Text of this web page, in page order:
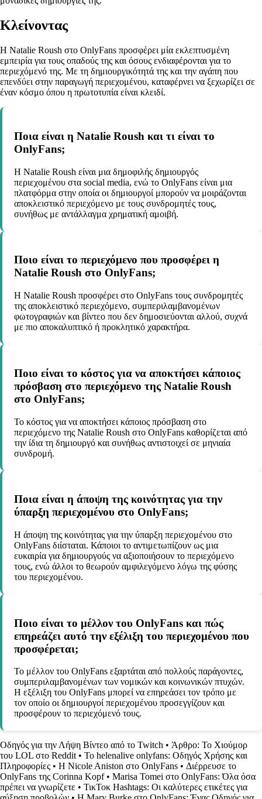
Κλείνοντας
Η Natalie Roush στο OnlyFans προσφέρει μία εκλεπτυσμένη
εμπειρία για τους οπαδούς της και όσους ενδιαφέρονται για το
περιεχόμενό της. Με τη δημιουργικότητά της και την αγάπη που
επενδύει στην παραγωγή περιεχομένου, καταφέρνει να ξεχωρίζει σε
έναν κόσμο όπου η πρωτοτυπία είναι κλειδί.
Ποια είναι η Natalie Roush και τι είναι το
OnlyFans;
Η Natalie Roush είναι μια δημοφιλής δημιουργός
περιεχομένου στα social media, ενώ το OnlyFans είναι μια
πλατφόρμα στην οποία οι δημιουργοί μπορούν να μοιράζονται
αποκλειστικό περιεχόμενο με τους συνδρομητές τους,
συνήθως με αντάλλαγμα χρηματική αμοιβή.
Ποιο είναι το περιεχόμενο που προσφέρει η
Natalie Roush στο OnlyFans;
Η Natalie Roush προσφέρει στο OnlyFans τους συνδρομητές
της αποκλειστικό περιεχόμενο, συμπεριλαμβανομένων
φωτογραφιών και βίντεο που δεν δημοσιεύονται αλλού, συχνά
με πιο αποκαλυπτικό ή προκλητικό χαρακτήρα.
Ποιο είναι το κόστος για να αποκτήσει κάποιος
πρόσβαση στο περιεχόμενο της Natalie Roush
στο OnlyFans;
Το κόστος για να αποκτήσει κάποιος πρόσβαση στο
περιεχόμενο της Natalie Roush στο OnlyFans καθορίζεται από
την ίδια τη δημιουργό και συνήθως αντιστοιχεί σε μηνιαία
συνδρομή.
Ποια είναι η άποψη της κοινότητας για την
ύπαρξη περιεχομένου στο OnlyFans;
Η άποψη της κοινότητας για την ύπαρξη περιεχομένου στο
OnlyFans διίσταται. Κάποιοι το αντιμετωπίζουν ως μια
ευκαιρία για δημιουργούς να αξιοποιήσουν το περιεχόμενο
τους, ενώ άλλοι το θεωρούν αμφιλεγόμενο λόγω της φύσης
του περιεχομένου.
Ποιο είναι το μέλλον του OnlyFans και πώς
επηρεάζει αυτό την εξέλιξη του περιεχομένου που
προσφέρεται;
Το μέλλον του OnlyFans εξαρτάται από πολλούς παράγοντες,
συμπεριλαμβανομένων των νομικών και κοινωνικών πτυχών.
Η εξέλιξη του OnlyFans μπορεί να επηρεάσει τον τρόπο με
τον οποίο οι δημιουργοί περιεχομένου προσεγγίζουν και
προσφέρουν το περιεχόμενό τους.
Οδηγός για την Λήψη Βίντεο από το Twitch • Άρθρο: Το Χιούμορ
του LOL στο Reddit • Το helenalive onlyfans: Οδηγός Χρήσης και
Πληροφορίες • Η Nicole Aniston στο OnlyFans • Διέρρευσε το
OnlyFans της Corinna Kopf• Marisa Tomei στο OnlyFans: Όλα όσα
πρέπει να γνωρίζετε • ΤικΤοκ Hashtags: Οι καλύτερες ετικέτες για